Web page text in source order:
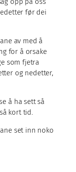
før dei
av med å
for å orsake
som fjetra
og nedetter,
å ha sett så
kort tid.
set inn noko